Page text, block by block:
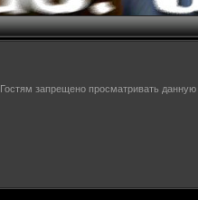
Гостям запрещено просматривать данную